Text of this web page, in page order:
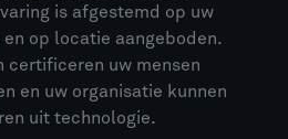
is afgestemd op uw
op locatie aangeboden.
certificeren uw mensen
en uw organisatie kunnen
uit technologie.